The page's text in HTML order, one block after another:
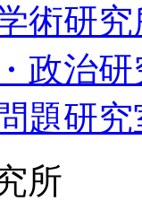
術研究
政治
題研究
所